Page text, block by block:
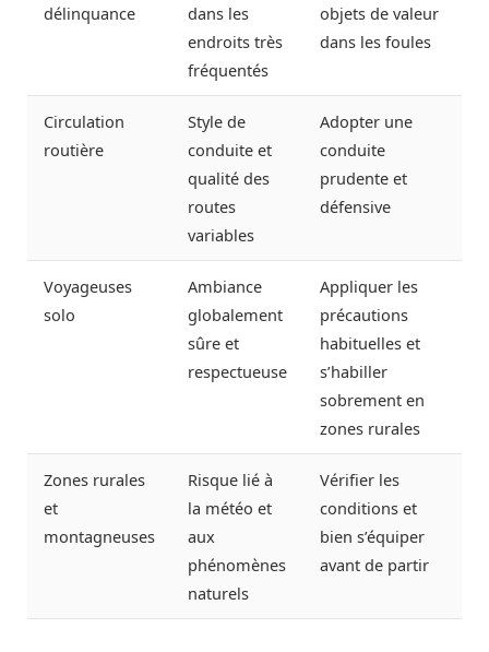
délinquance
dans les
endroits très
fréquentés
objets de valeur
dans les foules
Circulation
routière
Style de
conduite et
qualité des
routes
variables
Adopter une
conduite
prudente et
défensive
Voyageuses
solo
Ambiance
globalement
sûre et
respectueuse
Appliquer les
précautions
habituelles et
s’habiller
sobrement en
zones rurales
Zones rurales
et
montagneuses
Risque lié à
la météo et
aux
phénomènes
naturels
Vérifier les
conditions et
bien s’équiper
avant de partir